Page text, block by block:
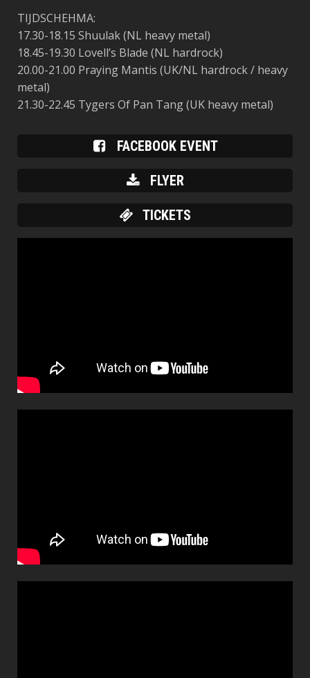
TIJDSCHEHMA:
17.30-18.15 Shuulak(NL heavy metal)
18.45-19.30 Lovell’s Blade (NL hardrock)
20.00-21.00 Praying Mantis (UK/NL hardrock / heavy
metal)
21.30-22.45 Tygers Of Pan Tang (UK heavy metal)
FACEBOOK EVENT
FLYER
TICKETS